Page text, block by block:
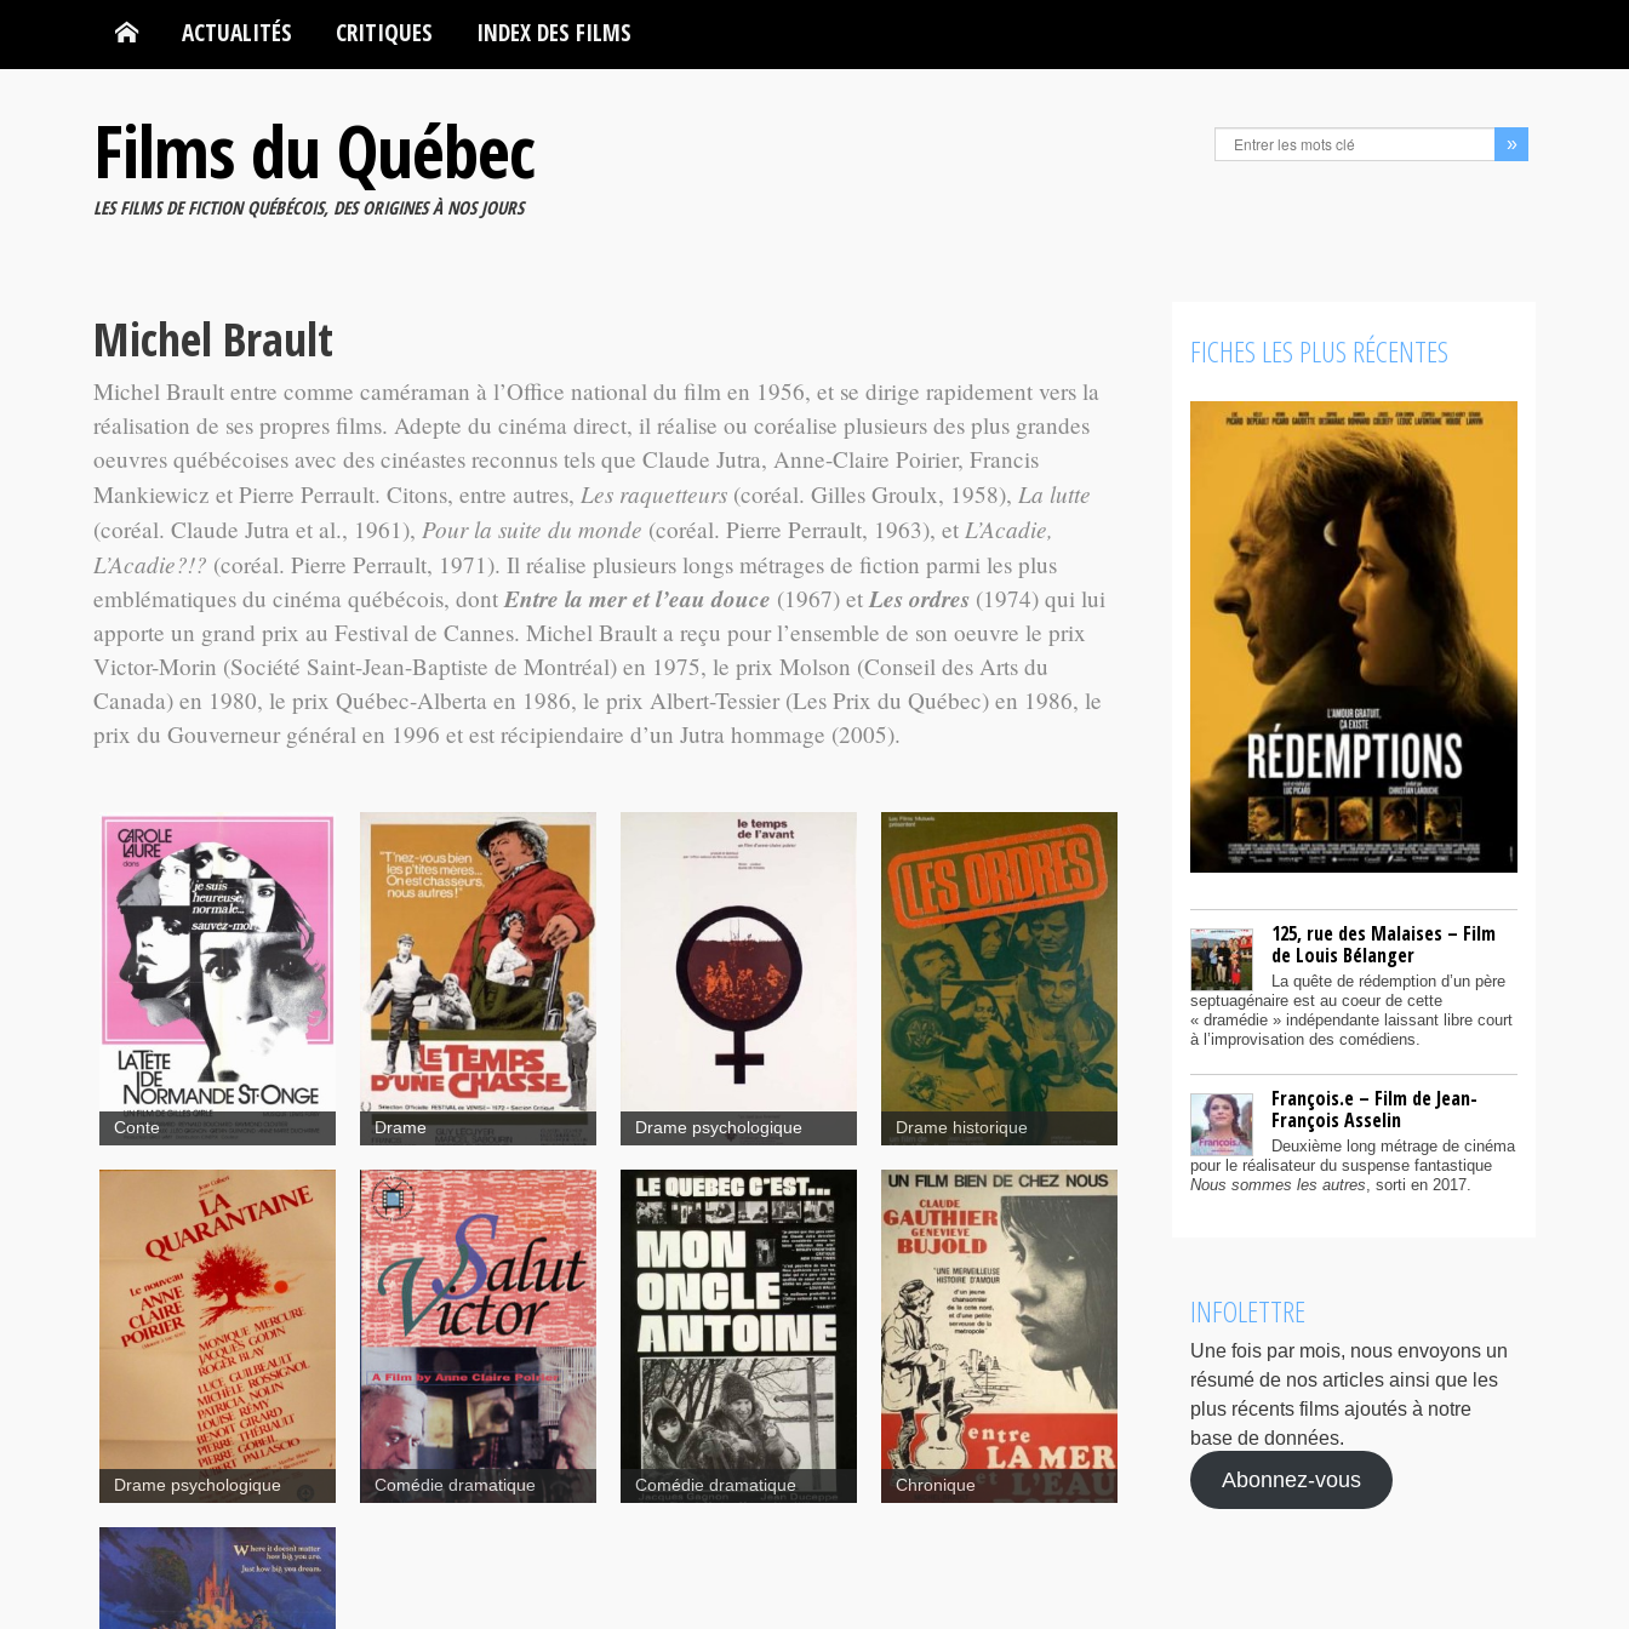
ACTUALITÉS CRITIQUES INDEX DES FILMS
Films du Québec
LES FILMS DE FICTION QUÉBÉCOIS, DES ORIGINES À NOS JOURS
Michel Brault
Michel Brault entre comme caméraman à l’Office national du film en 1956, et se dirige rapidement vers la
réalisation de ses propres films. Adepte du cinéma direct, il réalise ou coréalise plusieurs des plus grandes
oeuvres québécoises avec des cinéastes reconnus tels que Claude Jutra, Anne-Claire Poirier, Francis
Mankiewicz et Pierre Perrault. Citons, entre autres, Les raquetteurs (coréal. Gilles Groulx, 1958), La lutte
(coréal. Claude Jutra et al., 1961), Pour la suite du monde (coréal. Pierre Perrault, 1963), et L’Acadie,
L’Acadie?!? (coréal. Pierre Perrault, 1971). Il réalise plusieurs longs métrages de fiction parmi les plus
emblématiques du cinéma québécois, dontEntre la mer et l’eau douce (1967) etLes ordres (1974) qui lui
apporte un grand prix au Festival de Cannes. Michel Brault a reçu pour l’ensemble de son oeuvre le prix
Victor-Morin (Société Saint-Jean-Baptiste de Montréal) en 1975, le prix Molson (Conseil des Arts du
Canada) en 1980, le prix Québec-Alberta en 1986, le prix Albert-Tessier (Les Prix du Québec) en 1986, le
prix du Gouverneur général en 1996 et est récipiendaire d’un Jutra hommage (2005).
La Tête
de Normande St-Onge
Conte
Le Temps d'une chasse
Drame
Le Temps de l'avant
Drame psychologique
Les ordres
Drame historique
La
quarantaine
Drame psychologique
Salut Victor !
Comédie dramatique
Mon oncle Antoine
Comédie dramatique Chronique
FICHES LES PLUS RÉCENTES
125, rue des Malaises – Film
de Louis Bélanger
La quête de rédemption d’un père
septuagénaire est au coeur de cette
« dramédie » indépendante laissant libre court
à l’improvisation des comédiens.
François.e – Film de Jean-
François Asselin
Deuxième long métrage de cinéma
pour le réalisateur du suspense fantastique
Nous sommes les autres, sorti en 2017.
INFOLETTRE
Une fois par mois, nous envoyons un
résumé de nos articles ainsi que les
plus récents films ajoutés à notre
base de données.
Abonnez-vous